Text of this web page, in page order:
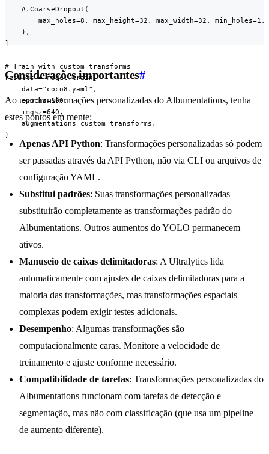
    A.CoarseDropout(
max_holes=8, max_height=32, max_width=32,
    ),
]
# Train with custom transforms
results = model.train(
    data="coco8.yaml",
    epochs=100,
    imgsz=640,
    augmentations=custom_transforms,
)
Considerações importantes#
Ao usar transformações personalizadas do Albumentations, tenha
estes pontos em mente:
Apenas API Python: Transformações personalizadas só podem
ser passadas através da API Python, não via CLI ou arquivos de
configuração YAML.
Substitui padrões: Suas transformações personalizadas
substituirão completamente as transformações padrão do
Albumentations. Outros aumentos do YOLO permanecem
ativos.
Manuseio de caixas delimitadoras: A Ultralytics lida
automaticamente com ajustes de caixas delimitadoras para a
maioria das transformações, mas transformações espaciais
complexas podem exigir testes adicionais.
Desempenho: Algumas transformações são
computacionalmente caras. Monitore a velocidade de
treinamento e ajuste conforme necessário.
Compatibilidade de tarefas: Transformações personalizadas do
Albumentations funcionam com tarefas de detecção e
segmentação, mas não com classificação (que usa um pipeline
de aumento diferente).